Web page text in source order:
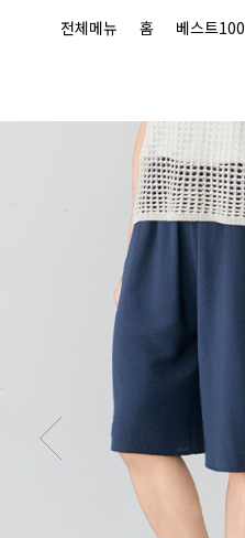
전체메뉴 홈 베스트100